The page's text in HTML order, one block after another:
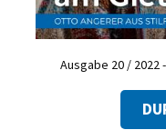
Ausgabe 20 / 2022